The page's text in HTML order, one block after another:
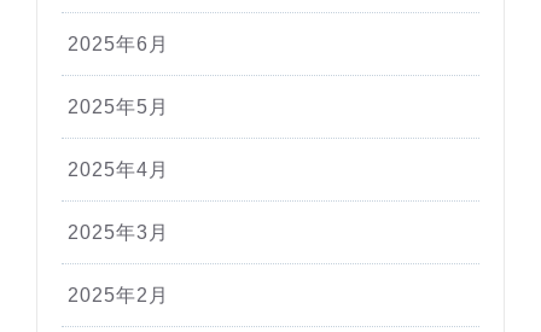
2025年6月
2025年5月
2025年4月
2025年3月
2025年2月